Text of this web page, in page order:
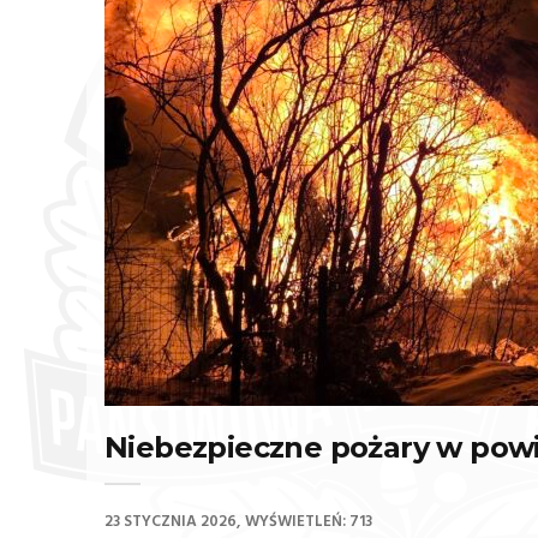
Niebezpieczne pożary w
23 STYCZNIA 2026 WYŚWIETLEŃ: 713